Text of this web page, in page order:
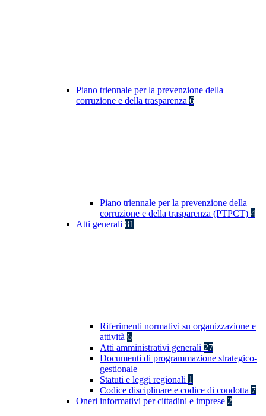
Piano triennale per la prevenzione della
corruzione e della trasparenza 6
Piano triennale per la prevenzione della
corruzione e della trasparenza (PTPCT) 4
Atti generali 81
Riferimenti normativi su organizzazione e
attività 6
Atti amministrativi generali 27
Documenti di programmazione strategico-
gestionale
Statuti e leggi regionali 1
Codice disciplinare e codice di condotta 7
Oneri informativi per cittadini e imprese 2